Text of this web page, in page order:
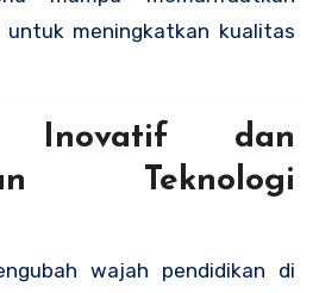
meningkatkan kualitas
dan
Teknologi
wajah pendidikan di